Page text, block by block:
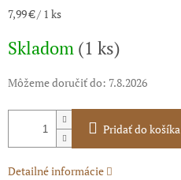
Jednotková
7,99 € / 1 ks
Skladom (1 ks)
Môžeme doručiť do: 7.8.2026
Pridať do košíka
Detailné informácie